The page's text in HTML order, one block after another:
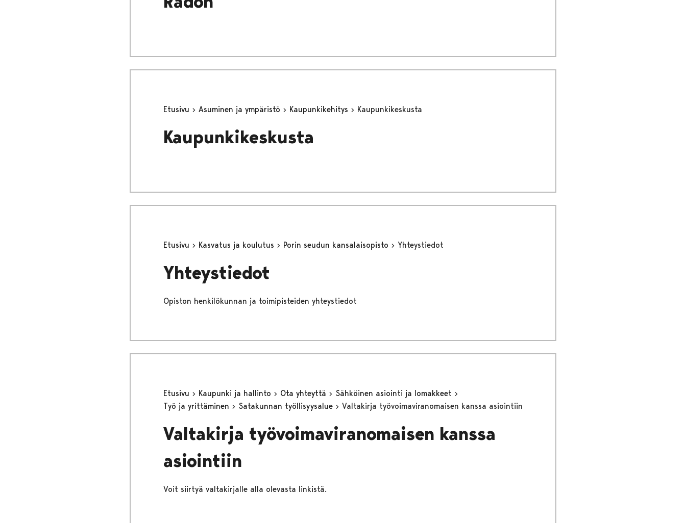
Etusivu Asuminen ja ympäristö Kaupunkikehitys Kaupunkikeskusta
Kaupunkikeskusta
Etusivu Kasvatus ja koulutus Porin seudun kansalaisopisto Yhteystiedot
Yhteystiedot
Opiston henkilökunnan ja toimipisteiden yhteystiedot
Etusivu Kaupunki ja hallinto Ota yhteyttä
Sähköinen asiointi ja lomakkeet
Työ ja yrittäminen
Satakunnan työllisyysalue Valtakirja työvoimaviranomaisen kanssa asiointiin
Valtakirja työvoimaviranomaisen kanssa
asiointiin
Voit siirtyä valtakirjalle alla olevasta linkistä.